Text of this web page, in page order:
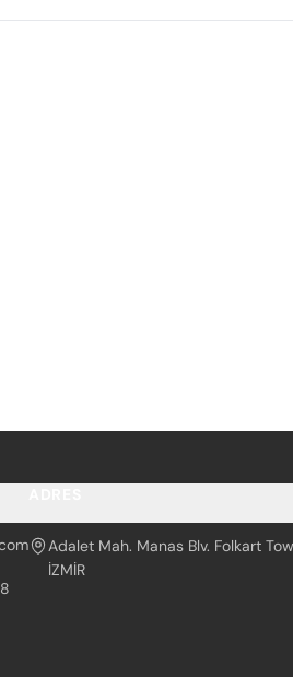
Adalet Mah. Manas Blv. Folkart
İZMİR